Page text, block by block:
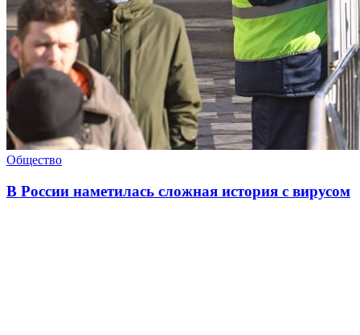
Общество
В России наметилась сложная история с вирусом